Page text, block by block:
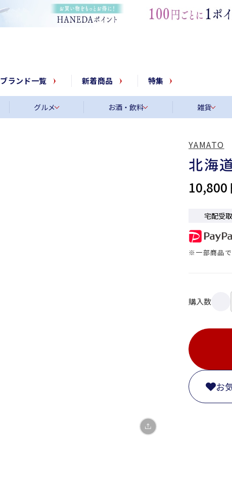
ブランド一覧 新着商品 特集
グルメ お酒・飲料 雑貨
北海
10,800
宅配受取
※一部商品で
購入数
お
YAMATO